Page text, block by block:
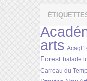
arts
Forest balade
Carreau du